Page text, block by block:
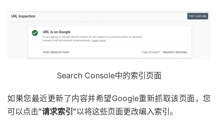
Search Console中的索引页面
如果您最近更新了内容并希望Google重新抓取该页面，您
可以点击“请求索引”以将这些页面更改编入索引。